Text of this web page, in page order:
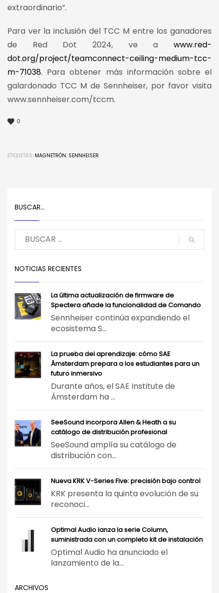
extraordinario”.
Para ver la inclusión del TCC M entre los ganadores
de Red Dot 2024, ve a www.red-
dot.org/project/teamconnect-ceiling-medium-tcc-
m-71038. Para obtener más información sobre el
galardonado TCC M de Sennheiser, por favor visita
www.sennheiser.com/tccm.
0
ETIQUETAS: MAGNETRÓN, SENNHEISER
BUSCAR…
NOTICIAS RECIENTES
La última actualización de firmware de
Spectera añade la funcionalidad de Comando
Sennheiser continúa expandiendo el
ecosistema S...
La prueba del aprendizaje: cómo SAE
Ámsterdam prepara a los estudiantes para un
futuro inmersivo
Durante años, el SAE Institute de
Ámsterdam ha ...
SeeSound incorpora Allen & Heath a su
catálogo de distribución profesional
SeeSound amplía su catálogo de
distribución con...
Nueva KRK V-Series Five: precisión bajo control
KRK presenta la quinta evolución de su
reconoci...
Optimal Audio lanza la serie Column,
suministrada con un completo kit de instalación
Optimal Audio ha anunciado el
lanzamiento de la...
ARCHIVOS